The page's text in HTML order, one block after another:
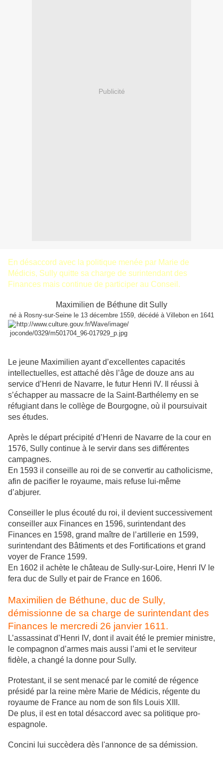
Publicité
En désaccord avec la politique menée par Marie de
Médicis, Sully quitte sa charge de surintendant des
Finances mais continue de participer au Conseil.
Maximilien de Béthune dit Sully
né à Rosny-sur-Seine le 13 décembre 1559, décédé à Villebon en 1641
Le jeune Maximilien ayant d’excellentes capacités
intellectuelles, est attaché dès l’âge de douze ans au
service d’Henri de Navarre, le futur Henri IV. Il réussi à
s’échapper au massacre de la Saint-Barthélemy en se
réfugiant dans le collège de Bourgogne, où il poursuivait
ses études.
Après le départ précipité d’Henri de Navarre de la cour en
1576, Sully continue à le servir dans ses différentes
campagnes.
En 1593 il conseille au roi de se convertir au catholicisme,
afin de pacifier le royaume, mais refuse lui-même
d’abjurer.
Conseiller le plus écouté du roi, il devient successivement
conseiller aux Finances en 1596, surintendant des
Finances en 1598, grand maître de l’artillerie en 1599,
surintendant des Bâtiments et des Fortifications et grand
voyer de France 1599.
En 1602 il achète le château de Sully-sur-Loire, Henri IV le
fera duc de Sully et pair de France en 1606.
Maximilien de Béthune, duc de Sully,
démissionne de sa charge de surintendant des
Finances le mercredi 26 janvier 1611.
L’assassinat d’Henri IV, dont il avait été le premier ministre,
le compagnon d’armes mais aussi l’ami et le serviteur
fidèle, a changé la donne pour Sully.
Protestant, il se sent menacé par le comité de régence
présidé par la reine mère Marie de Médicis, régente du
royaume de France au nom de son fils Louis XIII.
De plus, il est en total désaccord avec sa politique pro-
espagnole.
Concini lui succèdera dès l'annonce de sa démission.